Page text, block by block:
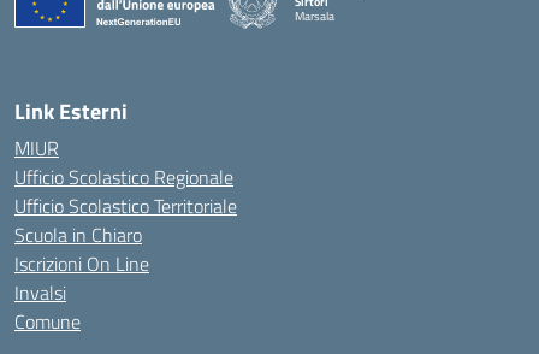
Marsala
Link Esterni
MIUR
Ufficio Scolastico Regionale
Ufficio Scolastico Territoriale
Scuola in Chiaro
Iscrizioni On Line
Invalsi
Comune